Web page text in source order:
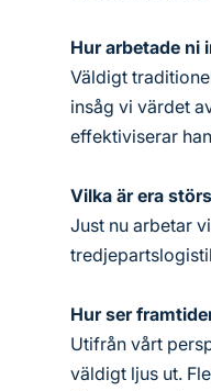
Hur arbetade ni
Väldigt
insåg vi värdet
effektiviserar
Vilka är era
Just nu arbetar
Hur ser
Utifrån vårt
väldigt ljus ut.